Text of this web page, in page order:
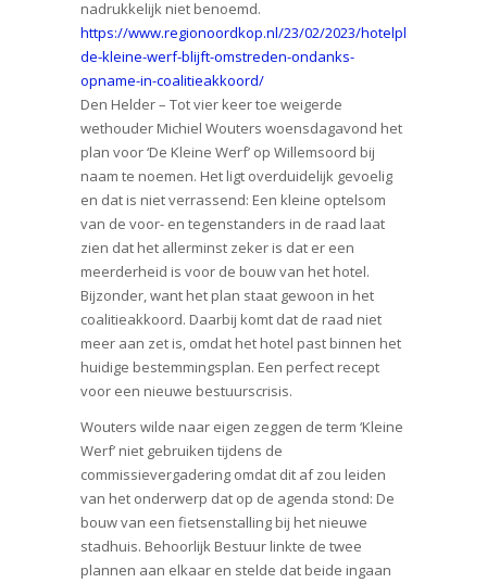
nadrukkelijk niet benoemd.
https://www.regionoordkop.nl/23/02/2023/hotelplan-
de-kleine-werf-blijft-omstreden-ondanks-
opname-in-coalitieakkoord/
Den Helder – Tot vier keer toe weigerde
wethouder Michiel Wouters woensdagavond het
plan voor ‘De Kleine Werf’ op Willemsoord bij
naam te noemen. Het ligt overduidelijk gevoelig
en dat is niet verrassend: Een kleine optelsom
van de voor- en tegenstanders in de raad laat
zien dat het allerminst zeker is dat er een
meerderheid is voor de bouw van het hotel.
Bijzonder, want het plan staat gewoon in het
coalitieakkoord. Daarbij komt dat de raad niet
meer aan zet is, omdat het hotel past binnen het
huidige bestemmingsplan. Een perfect recept
voor een nieuwe bestuurscrisis.
Wouters wilde naar eigen zeggen de term ‘Kleine
Werf’ niet gebruiken tijdens de
commissievergadering omdat dit af zou leiden
van het onderwerp dat op de agenda stond: De
bouw van een fietsenstalling bij het nieuwe
stadhuis. Behoorlijk Bestuur linkte de twee
plannen aan elkaar en stelde dat beide ingaan